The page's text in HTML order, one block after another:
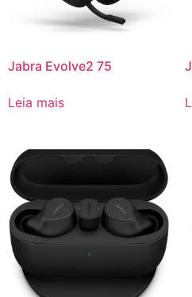
Jabra Evolve2 75
Leia mais